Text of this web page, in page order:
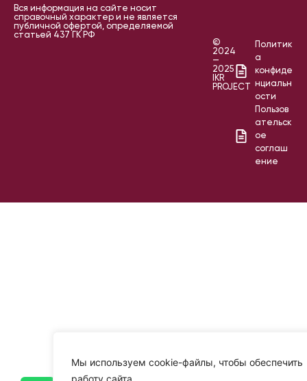
Мы используем cookie-файлы, чтобы обеспечить
работу сайта.
Вся информация на сайте носит
справочный характер и не является
публичной офертой, определяемой
статьей 437 ГК РФ
©
2024
—
2025
IKR
PROJECT
Политик
а
конфиде
нциальн
ости
Пользов
ательск
ое
соглаш
ение